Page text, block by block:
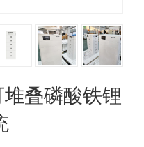
叠磷酸铁锂